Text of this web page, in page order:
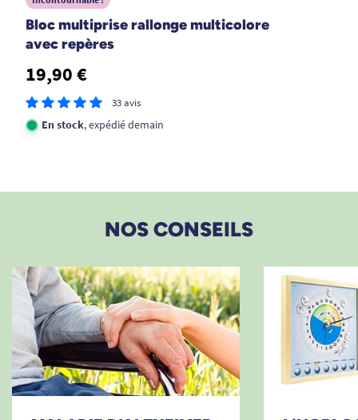
Bloc multiprise rallonge multicolore
avec repères
19,90 €
33 avis
En stock, expédié demain
NOS CONSEILS